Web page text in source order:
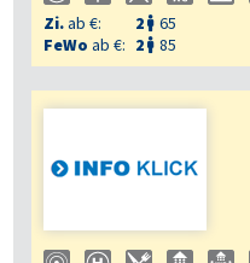
Zi.ab €: 2  65
FeWo ab €: 2  85